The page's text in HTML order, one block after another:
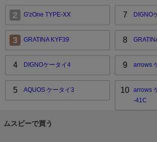
2 G'zOne TYPE-XX
3 GRATINA KYF39
4 DIGNOケータイ4
5 AQUOS ケータイ3
7 DIGNO
8
9 arrows
10 arrows
-41C
ムスビーで買う